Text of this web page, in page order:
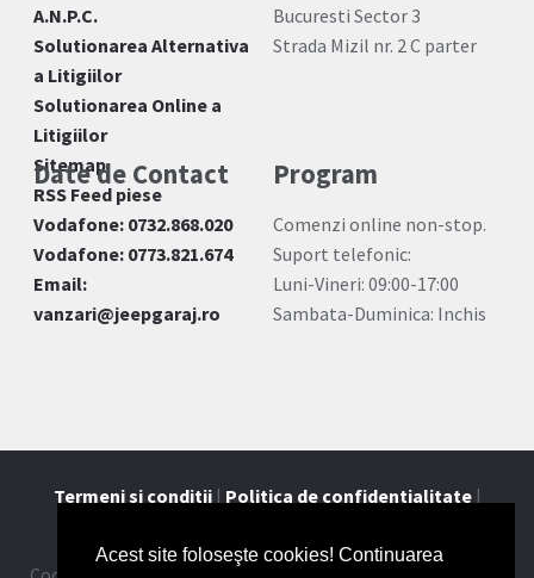
Acest site foloseşte cookies! Continuarea
A.N.P.C.
Solutionarea Alternativa
a Litigiilor
Solutionarea Online a
Litigiilor
Sitemap
RSS Feed piese
Bucuresti Sector 3
Strada Mizil nr. 2 C parter
Date de Contact
Vodafone: 0732.868.020
Vodafone: 0773.821.674
Email:
vanzari@jeepgaraj.ro
Program
Comenzi online non-stop.
Suport telefonic:
Luni-Vineri: 09:00-17:00
Sambata-Duminica: Inchis
Termeni si conditii| Politica de confidentialitate|